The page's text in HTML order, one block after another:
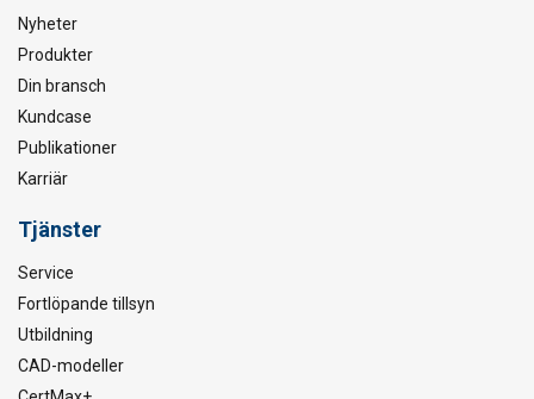
Nyheter
Produkter
Din bransch
Kundcase
Publikationer
Karriär
Tjänster
Service
Fortlöpande tillsyn
Utbildning
CAD-modeller